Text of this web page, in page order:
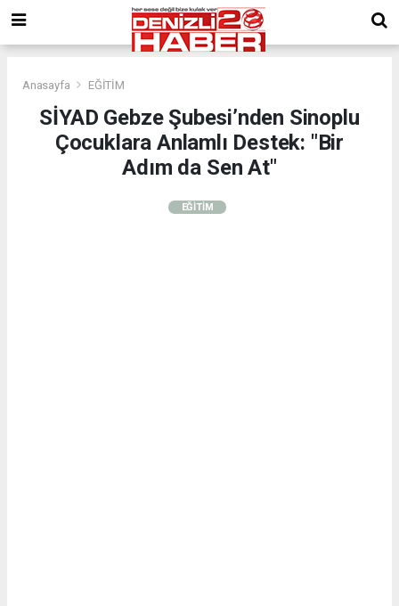
Anasayfa EĞİTİM
SİYAD Gebze Şubesi’nden Sinoplu
Çocuklara Anlamlı Destek: "Bir
Adım da Sen At"
EĞİTİM